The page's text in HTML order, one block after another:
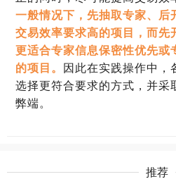
一般情况下，先抽取专家、后
交易效率要求高的项目，而先
更适合专家信息保密性优先或
的项目。 因此在实践操作中，
选择更符合要求的方式，并采
弊端。
推荐